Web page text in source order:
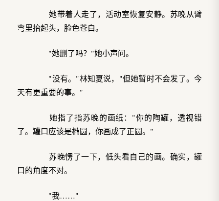
她带着人走了，活动室恢复安静。苏晚从臂
弯里抬起头，脸色苍白。
"她删了吗？"她小声问。
"没有。"林知夏说，"但她暂时不会发了。今
天有更重要的事。"
她指了指苏晚的画纸："你的陶罐，透视错
了。罐口应该是椭圆，你画成了正圆。"
苏晚愣了一下，低头看自己的画。确实，罐
口的角度不对。
"我……"